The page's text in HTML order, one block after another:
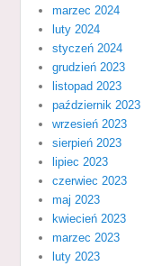
marzec 2024
luty 2024
styczeń 2024
grudzień 2023
listopad 2023
październik 2023
wrzesień 2023
sierpień 2023
lipiec 2023
czerwiec 2023
maj 2023
kwiecień 2023
marzec 2023
luty 2023